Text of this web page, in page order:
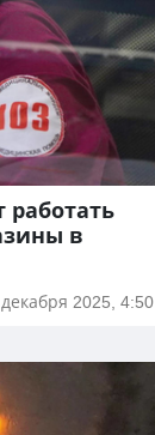
работать
в
2025, 4:50